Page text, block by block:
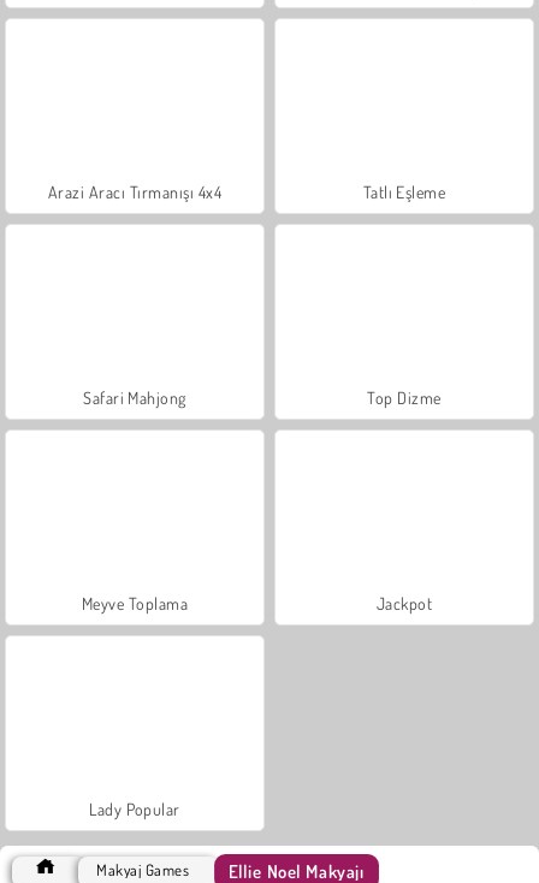
Arazi Aracı Tırmanışı 4x4 Tatlı Eşleme
Safari Mahjong Top Dizme
Meyve Toplama Jackpot
Lady Popular
Makyaj Games Ellie Noel Makyajı